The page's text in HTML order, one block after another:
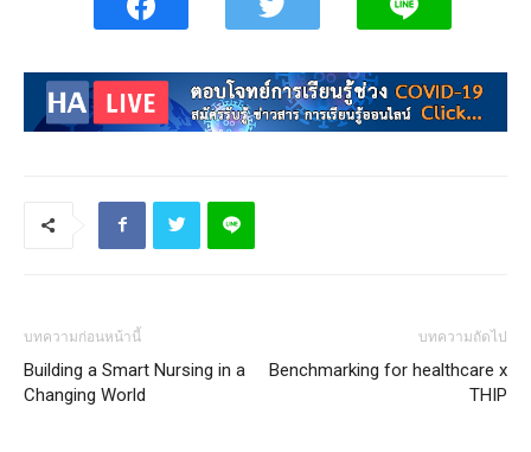
บทความก่อนหน้านี้
Building a Smart Nursing in a
Changing World
บทความถัดไป
Benchmarking for healthcare x
THIP